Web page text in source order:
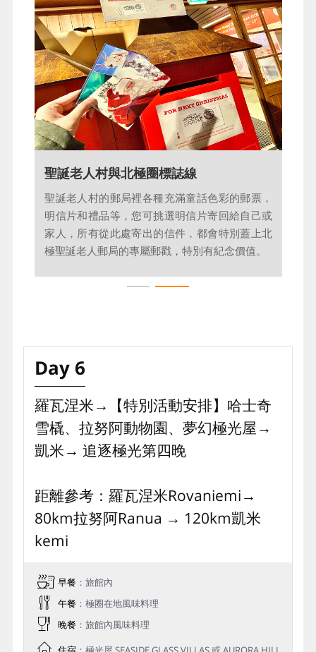
羅⽡涅⽶Rovaniemi
在北緯66.5度的北極圈線上的羅瓦涅米是一座將
二戰浴火重生的歷史，寫成銀白童話的奇蹟之
城。這裡也是聯合國認證的聖誕老人合法故鄉，
每年都吸引數以萬計的聖誕老公公朝聖者前來。
值得一提的是，曾是全世界最北邊的麥當勞也設
在這座小鎮上，過去很長一段時間裡，是前往北
聖誕老人村與北極圈標誌線
在北極圈的起點上，聖誕老人村不只是童話的誕
生地，更是一段溫暖歷史的延續。1950年，當時
美國第一夫人羅斯福總統夫人造訪飽受二戰摧殘
的羅瓦涅米，當地為此匆匆搭建了一座象徵復甦
與希望的木屋，便是今日童話世界的初衷。而
後，原居住於芬俄邊境森林的聖誕老人，為尋找
公室，宣告在這與大家見面，童話故事就此展
開！現在，聖誕老人大部分時間會在小屋內，迎
接待粉絲來訪與寒暄拍照。
聖誕老人村與北極圈標誌線
村子最醒目的便是地上的北緯66°32' 35" 的極圈
標誌線，踏上極圈線代表正式跨入極圈，將在受
書』。
聖誕老人村與北極圈標誌線
聖誕老人村的郵局裡各種充滿童話色彩的郵票，
明信片和禮品等，您可挑選明信片寄回給自己或
極聖誕老人郵局的專屬郵戳，特別有紀念價值。